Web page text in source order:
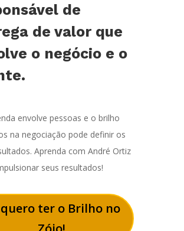
de
de valor que
o negócio e o
envolve pessoas e o brilho
na negociação pode definir os
Aprenda com André Ortiz
seus resultados!
quero ter o Brilho no